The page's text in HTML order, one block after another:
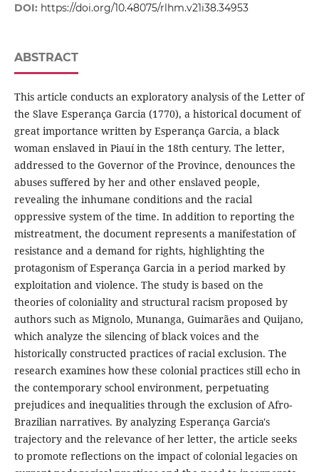
DOI: https://doi.org/10.48075/rlhm.v21i38.34953
ABSTRACT
This article conducts an exploratory analysis of the Letter of
the Slave Esperança Garcia (1770), a historical document of
great importance written by Esperança Garcia, a black
woman enslaved in Piauí in the 18th century. The letter,
addressed to the Governor of the Province, denounces the
abuses suffered by her and other enslaved people,
revealing the inhumane conditions and the racial
oppressive system of the time. In addition to reporting the
mistreatment, the document represents a manifestation of
resistance and a demand for rights, highlighting the
protagonism of Esperança Garcia in a period marked by
exploitation and violence. The study is based on the
theories of coloniality and structural racism proposed by
authors such as Mignolo, Munanga, Guimarães and Quijano,
which analyze the silencing of black voices and the
historically constructed practices of racial exclusion. The
research examines how these colonial practices still echo in
the contemporary school environment, perpetuating
prejudices and inequalities through the exclusion of Afro-
Brazilian narratives. By analyzing Esperança Garcia's
trajectory and the relevance of her letter, the article seeks
to promote reflections on the impact of colonial legacies on